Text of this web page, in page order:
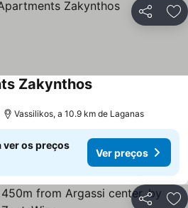
Partilhar
Zakynthos
Vassilikos, a 10.9 km de Laganas
ver os preços
Ver preços
Partilhar